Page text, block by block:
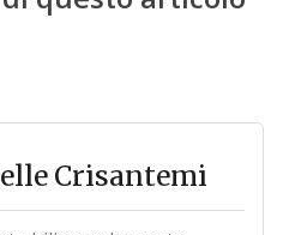
Crisantemi